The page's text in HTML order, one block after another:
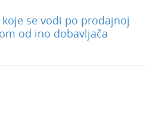
se vodi po prodajnoj
od ino dobavljača